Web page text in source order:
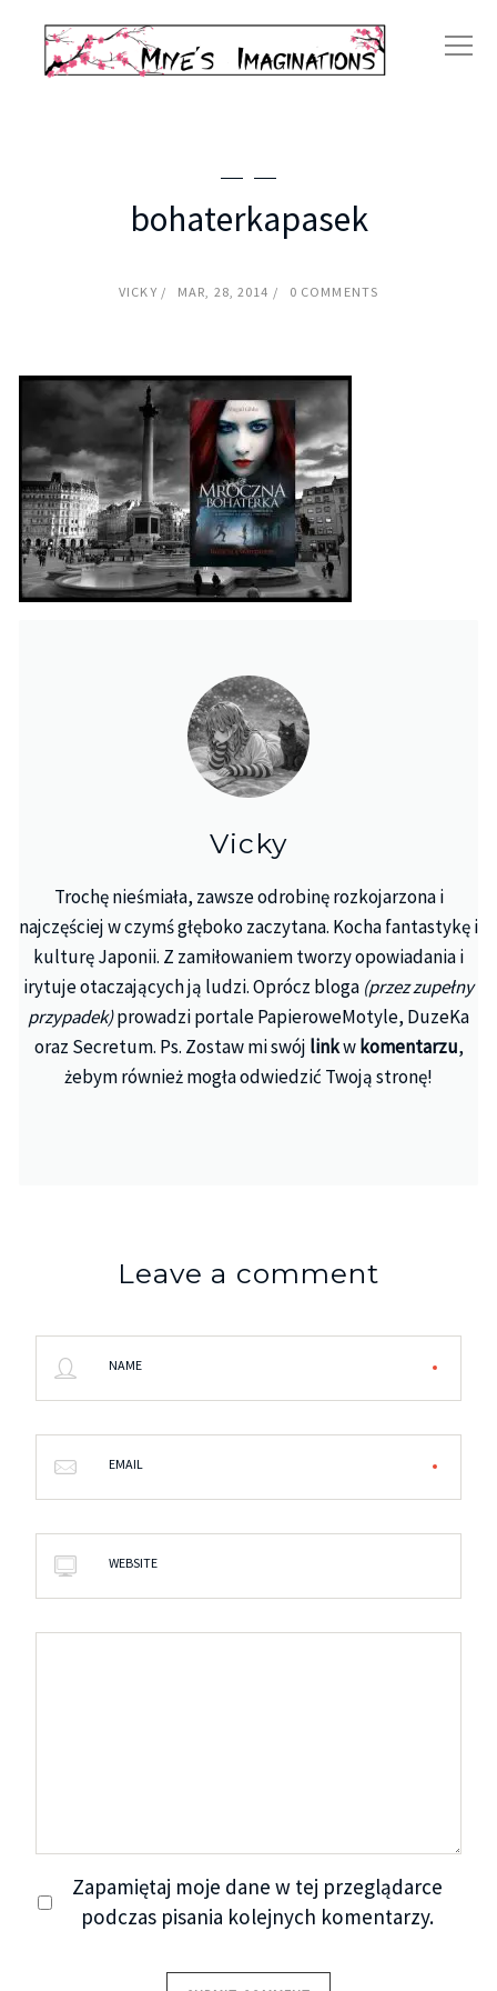
bohaterkapasek
VICKY MAR, 28, 2014 0 COMMENTS
Vicky
Trochę nieśmiała, zawsze odrobinę rozkojarzona i
najczęściej w czymś głęboko zaczytana. Kocha fantastykę i
kulturę Japonii. Z zamiłowaniem tworzy opowiadania i
irytuje otaczających ją ludzi. Oprócz bloga (przez zupełny
przypadek)prowadzi portale PapieroweMotyle, DuzeKa
oraz Secretum. Ps. Zostaw mi swój linkwkomentarzu,
żebym również mogła odwiedzić Twoją stronę!
Leave a comment
NAME
EMAIL
WEBSITE
Zapamiętaj moje dane w tej przeglądarce
podczas pisania kolejnych komentarzy.